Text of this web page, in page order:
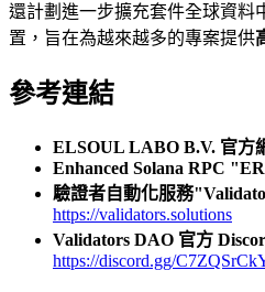
還計劃進一步擴充套件全球資料
置，旨在為越來越多的專案提供
參考連結
ELSOUL LABO B.V. 官方
Enhanced Solana RPC
驗證者自動化服務
https://validators.solutions
Validators DAO 官方
https://discord.gg/